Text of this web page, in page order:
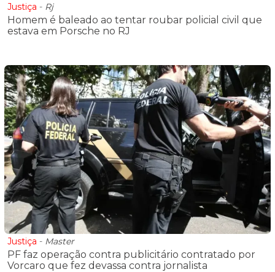
Justiça - Rj
Homem é baleado ao tentar roubar policial civil que
estava em Porsche no RJ
Justiça - Master
PF faz operação contra publicitário contratado por
Vorcaro que fez devassa contra jornalista